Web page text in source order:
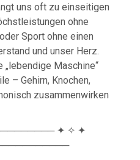
uns oft zu einseitigen
ohne
Sport ohne einen
und unser Herz.
„lebendige Maschine“
– Gehirn, Knochen,
zusammenwirken
✦ ✧ ✦